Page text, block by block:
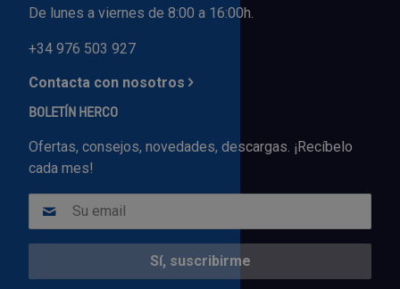
De lunes a viernes de 8:00 a 16:00h.
+34 976 503 927
Contacta con nosotros
BOLETÍN HERCO
Ofertas, consejos, novedades, descargas. ¡Recíbelo
cada mes!